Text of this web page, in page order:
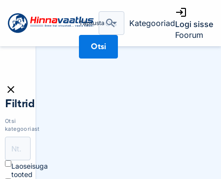
Täpsusta
Otsi
KategooriadLogi sisse
Foorum
Filtrid
Otsi
kategooriast
Laoseisuga
tooted